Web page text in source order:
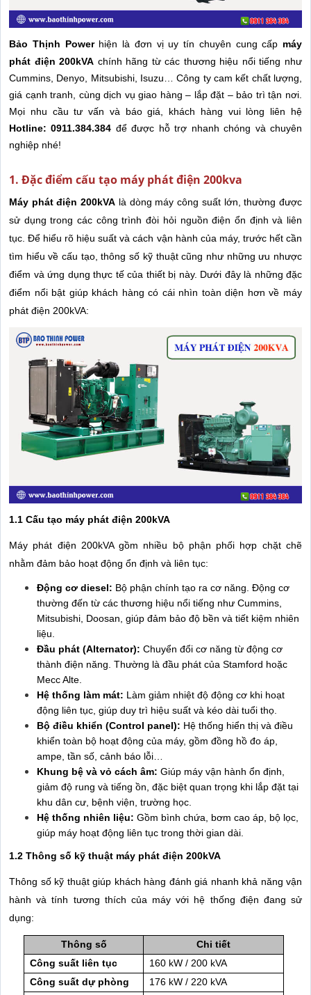
Bảo Thịnh Powerhiện là đơn vị uy tín chuyên cung cấp máy
phát điện 200kVA chính hãng từ các thương hiệu nổi tiếng như
Cummins, Denyo, Mitsubishi, Isuzu… Công ty cam kết chất lượng,
giá cạnh tranh, cùng dịch vụ giao hàng – lắp đặt – bảo trì tận nơi.
Mọi nhu cầu tư vấn và báo giá, khách hàng vui lòng liên hệ
Hotline: 0911.384.384 để được hỗ trợ nhanh chóng và chuyên
nghiệp nhé!
1. Đặc điểm cấu tạo máy phát điện 200kva
Máy phát điện 200kVA là dòng máy công suất lớn, thường được
sử dụng trong các công trình đòi hỏi nguồn điện ổn định và liên
tục. Để hiểu rõ hiệu suất và cách vận hành của máy, trước hết cần
tìm hiểu về cấu tạo, thông số kỹ thuật cũng như những ưu nhược
điểm và ứng dụng thực tế của thiết bị này. Dưới đây là những đặc
điểm nổi bật giúp khách hàng có cái nhìn toàn diện hơn về máy
phát điện 200kVA:
1.1 Cấu tạo máy phát điện 200kVA
Máy phát điện 200kVA gồm nhiều bộ phận phối hợp chặt chẽ
nhằm đảm bảo hoạt động ổn định và liên tục:
Động cơ diesel: Bộ phận chính tạo ra cơ năng. Động cơ
thường đến từ các thương hiệu nổi tiếng như Cummins,
Mitsubishi, Doosan, giúp đảm bảo độ bền và tiết kiệm nhiên
liệu.
Đầu phát (Alternator): Chuyển đổi cơ năng từ động cơ
thành điện năng. Thường là đầu phát của Stamford hoặc
Mecc Alte.
Hệ thống làm mát: Làm giảm nhiệt độ động cơ khi hoạt
động liên tục, giúp duy trì hiệu suất và kéo dài tuổi thọ.
Bộ điều khiển (Control panel): Hệ thống hiển thị và điều
khiển toàn bộ hoạt động của máy, gồm đồng hồ đo áp,
ampe, tần số, cảnh báo lỗi…
Khung bệ và vỏ cách âm: Giúp máy vận hành ổn định,
giảm độ rung và tiếng ồn, đặc biệt quan trọng khi lắp đặt tại
khu dân cư, bệnh viện, trường học.
Hệ thống nhiên liệu: Gồm bình chứa, bơm cao áp, bộ lọc,
giúp máy hoạt động liên tục trong thời gian dài.
1.2 Thông số kỹ thuật máy phát điện 200kVA
Thông số kỹ thuật giúp khách hàng đánh giá nhanh khả năng vận
hành và tính tương thích của máy với hệ thống điện đang sử
dụng:
Thông số
Chi tiết
Công suất liên tục
160 kW / 200 kVA
Công suất dự phòng
176 kW / 220 kVA